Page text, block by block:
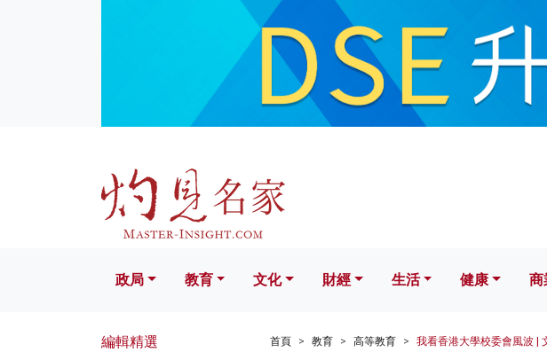
文化 財經 生活 健康
政局 教育 文化 財經 生活 健康 商
首頁 教育 高等教育 我看香港大學校委會風波 |
編輯精選